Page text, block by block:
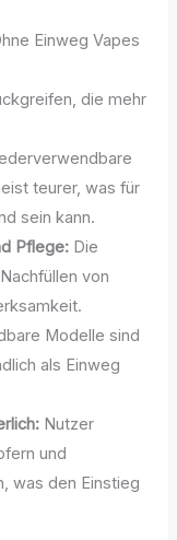
Einweg Vapes
die mehr
teurer, was für
sein kann.
Pflege: Die
von
Modelle sind
als Einweg
Nutzer
und
was den Einstieg